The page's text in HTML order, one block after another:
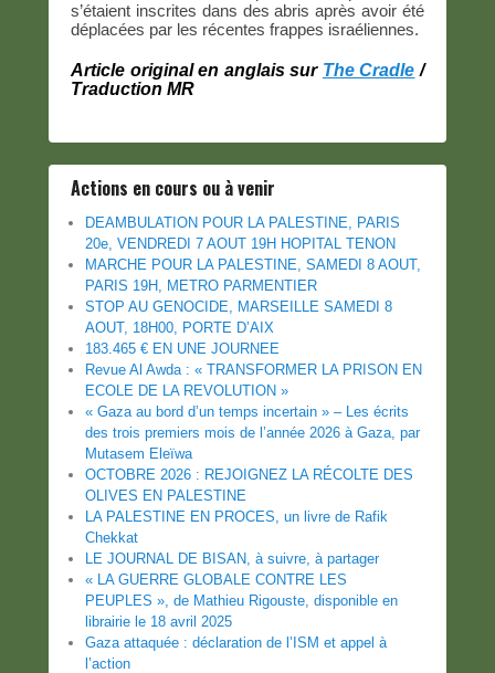
s’étaient inscrites dans des abris après avoir été
déplacées par les récentes frappes israéliennes.
Article original en anglais sur The Cradle /
Traduction MR
Actions en cours ou à venir
DEAMBULATION POUR LA PALESTINE, PARIS
20e, VENDREDI 7 AOUT 19H HOPITAL TENON
MARCHE POUR LA PALESTINE, SAMEDI 8 AOUT,
PARIS 19H, METRO PARMENTIER
STOP AU GENOCIDE, MARSEILLE SAMEDI 8
AOUT, 18H00, PORTE D’AIX
183.465 € EN UNE JOURNEE
Revue Al Awda : « TRANSFORMER LA PRISON EN
ECOLE DE LA REVOLUTION »
« Gaza au bord d’un temps incertain » – Les écrits
des trois premiers mois de l’année 2026 à Gaza, par
Mutasem Eleïwa
OCTOBRE 2026 : REJOIGNEZ LA RÉCOLTE DES
OLIVES EN PALESTINE
LA PALESTINE EN PROCES, un livre de Rafik
Chekkat
LE JOURNAL DE BISAN, à suivre, à partager
« LA GUERRE GLOBALE CONTRE LES
PEUPLES », de Mathieu Rigouste, disponible en
librairie le 18 avril 2025
Gaza attaquée : déclaration de l’ISM et appel à
l’action